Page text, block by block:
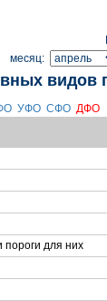
месяц:
УФО СФО ДФО
пороги для них